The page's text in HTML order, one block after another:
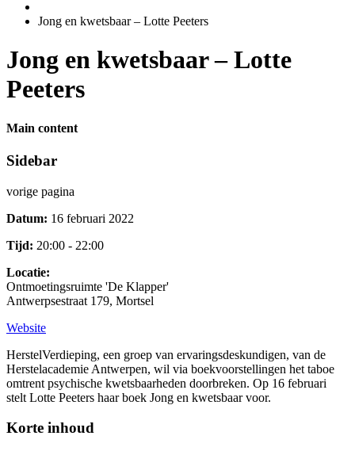
Jong en kwetsbaar – Lotte Peeters
Jong en kwetsbaar – Lotte
Peeters
Main content
Sidebar
vorige pagina
Datum: 16 februari 2022
Tijd: 20:00 - 22:00
Locatie:
Ontmoetingsruimte 'De Klapper'
Antwerpsestraat 179, Mortsel
Website
HerstelVerdieping, een groep van ervaringsdeskundigen, van de
Herstelacademie Antwerpen, wil via boekvoorstellingen het taboe
omtrent psychische kwetsbaarheden doorbreken. Op 16 februari
stelt Lotte Peeters haar boek Jong en kwetsbaar voor.
Korte inhoud